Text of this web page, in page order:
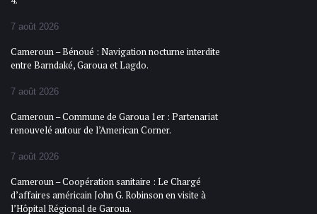
7 août 2026
Cameroun – Bénoué : Navigation nocturne interdite
entre Barndaké, Garoua et Lagdo.
7 août 2026
Cameroun – Commune de Garoua 1er : Partenariat
renouvelé autour de l’American Corner.
7 août 2026
Cameroun – Coopération sanitaire : Le Chargé
d’affaires américain John G. Robinson en visite à
l’Hôpital Régional de Garoua.